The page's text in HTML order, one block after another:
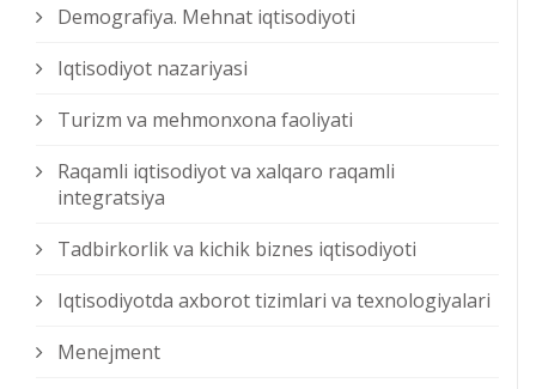
Demografiya. Mehnat iqtisodiyoti
Iqtisodiyot nazariyasi
Turizm va mehmonxona faoliyati
Raqamli iqtisodiyot va xalqaro raqamli
integratsiya
Tadbirkorlik va kichik biznes iqtisodiyoti
Iqtisodiyotda axborot tizimlari va texnologiyalari
Menejment